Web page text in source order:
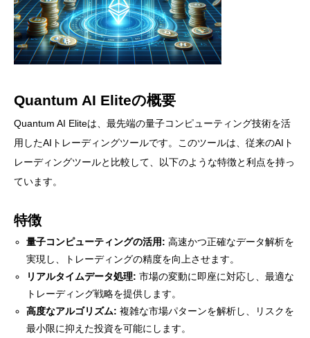
Quantum AI Eliteの概要
Quantum AI Eliteは、最先端の量子コンピューティング技術を活
用したAIトレーディングツールです。このツールは、従来のAIト
レーディングツールと比較して、以下のような特徴と利点を持っ
ています。
特徴
量子コンピューティングの活用: 高速かつ正確なデータ解析を
実現し、トレーディングの精度を向上させます。
リアルタイムデータ処理: 市場の変動に即座に対応し、最適な
トレーディング戦略を提供します。
高度なアルゴリズム: 複雑な市場パターンを解析し、リスクを
最小限に抑えた投資を可能にします。